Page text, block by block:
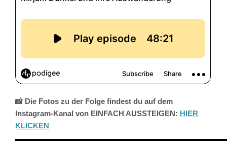
📸 Die Fotos zu der Folge findest du auf dem
Instagram-Kanal von EINFACH AUSSTEIGEN: HIER
KLICKEN